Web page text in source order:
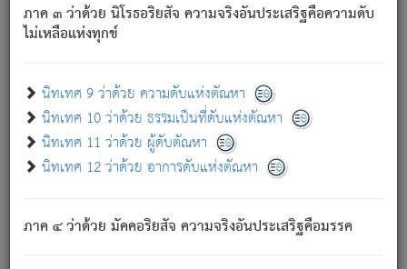
ภาค ๓ ว่าด้วย นิโรธอริยสัจ ความจริงอันประเสริฐคือความดับ
ไม่เหลือแห่งทุกข์
นิทเทศ 9 ว่าด้วย ความดับแห่งตัณหา
นิทเทศ 10 ว่าด้วย ธรรมเป็นที่ดับแห่งตัณหา
นิทเทศ 11 ว่าด้วย ผู้ดับตัณหา
นิทเทศ 12 ว่าด้วย อาการดับแห่งตัณหา
ภาค ๔ ว่าด้วย มัคคอริยสัจ ความจริงอันประเสริฐคือมรรค
ภิกษุนั้น เป็นผู้ครอบงำมารได้แล้ว ชนะสงครามแล้ว ก้าวล่วง
ภพทั้งหลายทั้งปวงได้แล้ว เป็นผู้คงที่ (คือไม่เปลี่ยนแปลงอีกต่อ
- อุ.ขุ. ๒๕/๑๒๑/๘๔.
(ข้อความนี้ เป็นพระพุทธอุทานที่ทรงเปล่งออก ที่โคนต้นโพธิ์
เป็นที่ตรัสรู้ เมื่อตรัสรู้แล้วได้ 7 วัน)